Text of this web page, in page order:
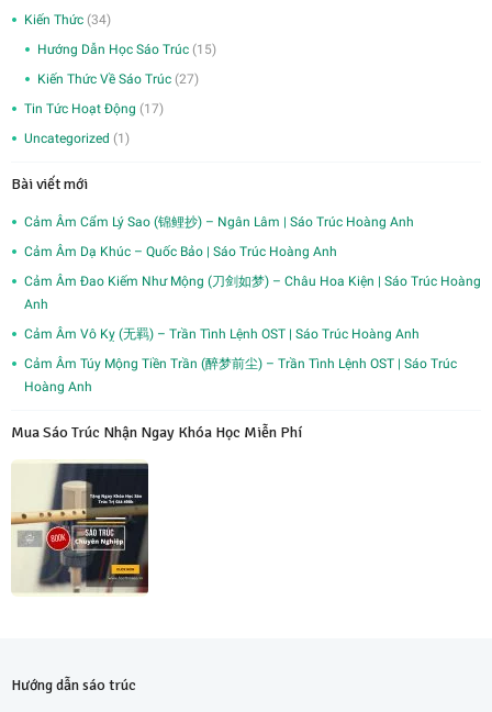
Kiến Thức (34)
Hướng Dẫn Học Sáo Trúc (15)
Kiến Thức Về Sáo Trúc (27)
Tin Tức Hoạt Động (17)
Uncategorized (1)
Bài viết mới
Cảm Âm Cẩm Lý Sao (锦鲤抄) – Ngân Lâm | Sáo Trúc Hoàng Anh
Cảm Âm Dạ Khúc – Quốc Bảo | Sáo Trúc Hoàng Anh
Cảm Âm Đao Kiếm Như Mộng (刀剑如梦) – Châu Hoa Kiện | Sáo Trúc Hoàng
Anh
Cảm Âm Vô Kỵ (无羁) – Trần Tình Lệnh OST | Sáo Trúc Hoàng Anh
Cảm Âm Túy Mộng Tiền Trần (醉梦前尘) – Trần Tình Lệnh OST | Sáo Trúc
Hoàng Anh
Mua Sáo Trúc Nhận Ngay Khóa Học Miễn Phí
Hướng dẫn sáo trúc